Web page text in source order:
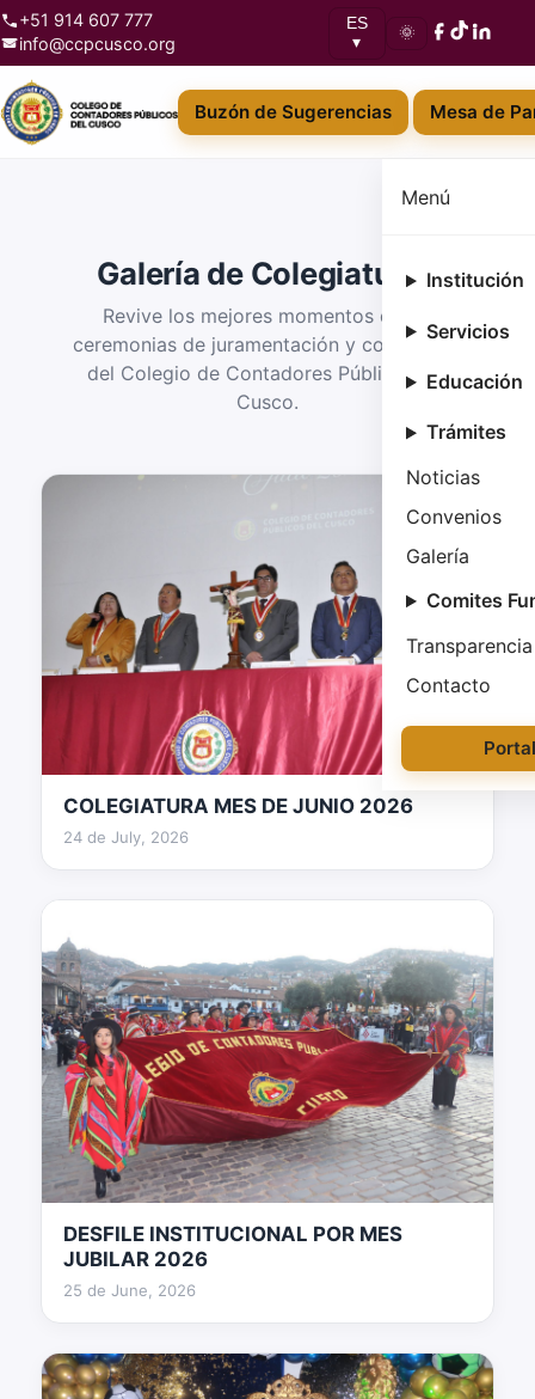
+51 914 607 777
info@ccpcusco.org
ES
▾
🌞
Buzón de Sugerencias Mesa de
Menú
Institución
Servicios
Educación
Trámites
Noticias
Convenios
Galería
Comites
Transparencia
Contacto
Galería de Colegiaturas
Revive los mejores momentos de las
ceremonias de juramentación y colegiatura
del Colegio de Contadores Públicos del
Cusco.
128 fotos
COLEGIATURA MES DE JUNIO 2026
24 de July, 2026
36 fotos
DESFILE INSTITUCIONAL POR MES
JUBILAR 2026
25 de June, 2026